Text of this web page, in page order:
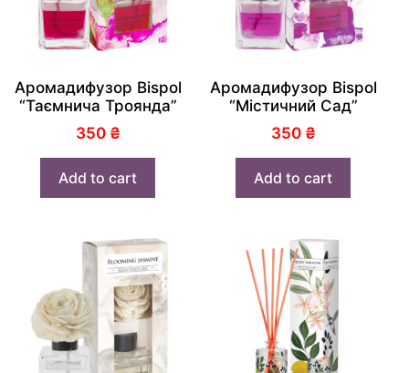
Аромадифузор Bispol
“Таємнича Троянда”
350 ₴
Add to cart
Аромадифузор Bispol
“Містичний Сад”
350 ₴
Add to cart